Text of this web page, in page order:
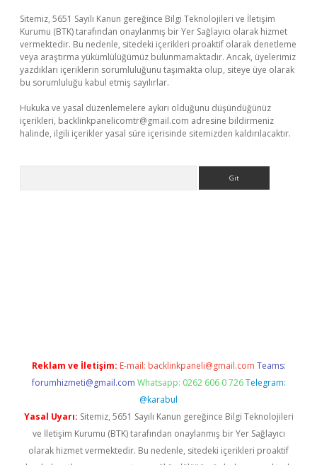
Sitemiz, 5651 Sayılı Kanun gereğince Bilgi Teknolojileri ve İletişim
Kurumu (BTK) tarafından onaylanmış bir Yer Sağlayıcı olarak hizmet
vermektedir. Bu nedenle, sitedeki içerikleri proaktif olarak denetleme
veya araştırma yükümlülüğümüz bulunmamaktadır. Ancak, üyelerimiz
yazdıkları içeriklerin sorumluluğunu taşımakta olup, siteye üye olarak
bu sorumluluğu kabul etmiş sayılırlar.
Hukuka ve yasal düzenlemelere aykırı olduğunu düşündüğünüz
içerikleri, backlinkpanelicomtr@gmail.com adresine bildirmeniz
halinde, ilgili içerikler yasal süre içerisinde sitemizden kaldırılacaktır.
Reklam ve İletişim: E-mail: backlinkpaneli@gmail.com Teams:
forumhizmeti@gmail.com Whatsapp: 0262 606 0 726 Telegram:
@karabul
Yasal Uyarı: Sitemiz, 5651 Sayılı Kanun gereğince Bilgi Teknolojileri
ve İletişim Kurumu (BTK) tarafından onaylanmış bir Yer Sağlayıcı
olarak hizmet vermektedir. Bu nedenle, sitedeki içerikleri proaktif